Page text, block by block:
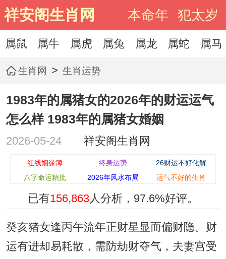
祥安阁生肖网 本命年 犯太岁
属鼠 属牛 属虎 属兔 属龙 属蛇 属马
生肖网 > 生肖运势
1983年的属猪女的2026年的财运运气
怎么样 1983年的属猪女婚姻
2026-05-24 祥安阁生肖网
红线姻缘簿 终身运势
26财运不好化解
八字命运精批
2026年风水布局 运气不好的生肖
已有156,863人分析， 97.6%好评。
癸亥猪女逢丙午流年正财星显而偏财隐。财
运有进却易耗散，需防劫财夺气，夫妻宫受